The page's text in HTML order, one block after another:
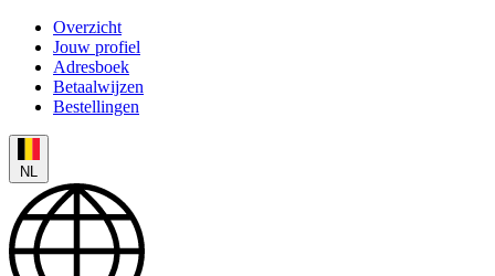
Overzicht
Jouw profiel
Adresboek
Betaalwijzen
Bestellingen
NL